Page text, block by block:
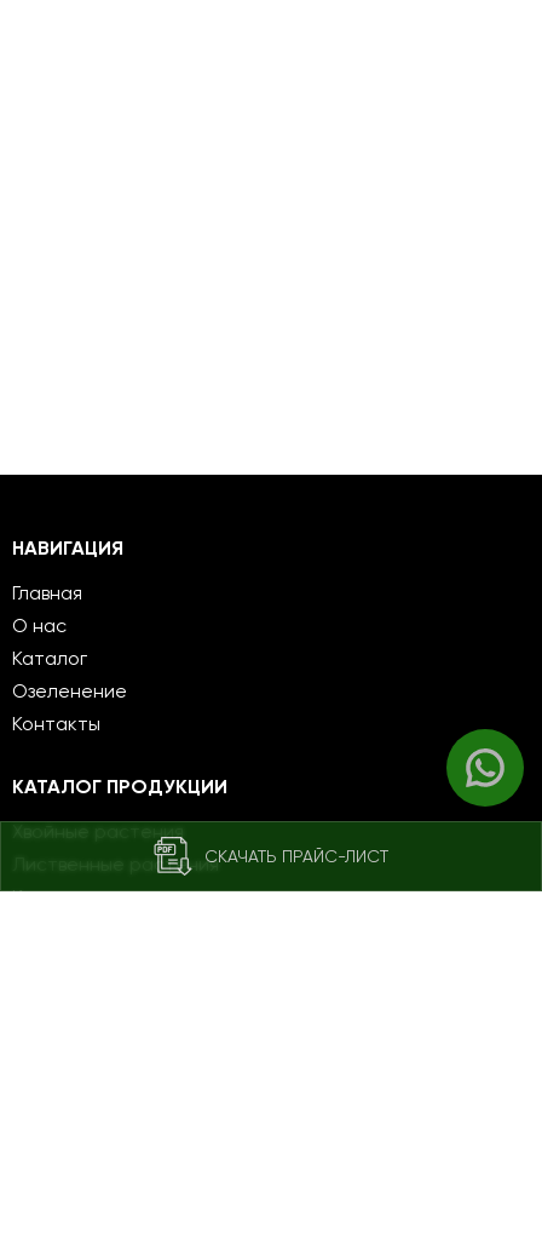
НАВИГАЦИЯ
Главная
О нас
Каталог
Озеленение
Контакты
КАТАЛОГ ПРОДУКЦИИ
Хвойные растения
Лиственные растения
Кустарники
СКАЧАТЬ ПРАЙС-ЛИСТ